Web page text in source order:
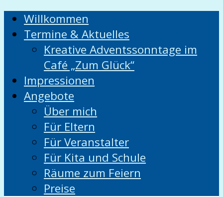
Willkommen
Termine & Aktuelles
Kreative Adventssonntage im
Café „Zum Glück“
Impressionen
Angebote
Über mich
Für Eltern
Für Veranstalter
Für Kita und Schule
Räume zum Feiern
Preise